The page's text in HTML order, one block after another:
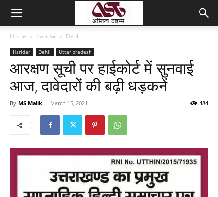
Home Haridar Dehli
Haridar Dehli Uttar pradesh
आरक्षण सूची पर हाईकोर्ट में सुनवाई
आज, दावेदारों की बढ़ी धड़कनें
By MS Malik - March 15, 2021 484